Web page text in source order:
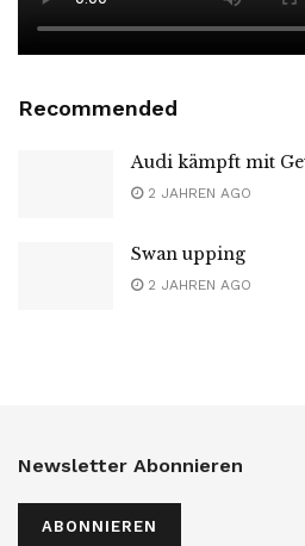
Recommended
Audi kämpft mit
2 JAHREN AGO
Swan upping
2 JAHREN AGO
Newsletter Abonnieren
ABONNIEREN